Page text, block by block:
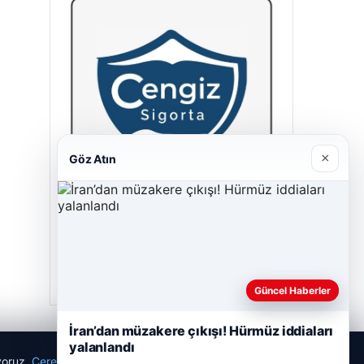
Çerez Politikamız
Göz Atın ×
Güncel Haberler
İran’dan müzakere çıkışı! Hürmüz iddiaları
yalanlandı